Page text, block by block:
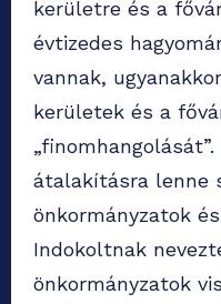
kerületre és a
évtizedes
vannak,
kerületek és a
átalakításra lenne
önkormányzatok
Indokoltnak
önkormányzatok